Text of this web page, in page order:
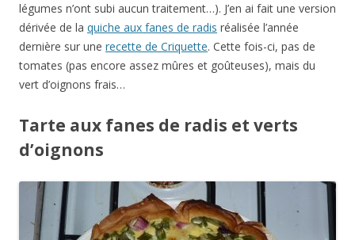
légumes n’ont subi aucun traitement…). J’en ai fait une version
dérivée de la quiche aux fanes de radis réalisée l’année
dernière sur une recette de Criquette. Cette fois-ci, pas de
tomates (pas encore assez mûres et goûteuses), mais du
vert d’oignons frais…
Tarte aux fanes de radis et verts
d’oignons